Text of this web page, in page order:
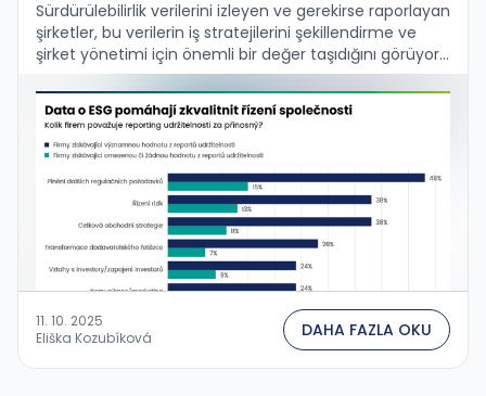
Sürdürülebilirlik verilerini izleyen ve gerekirse raporlayan
şirketler, bu verilerin iş stratejilerini şekillendirme ve
şirket yönetimi için önemli bir değer taşıdığını görüyor.
Bu, PwC'nin güncel küresel araştırma sonuçlarıyla ve
aynı zamanda …
11. 10. 2025
Eliška Kozubíková
DAHA FAZLA OKU